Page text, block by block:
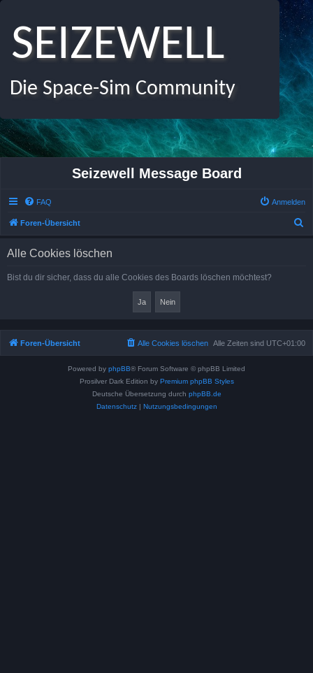
SEIZEWELL
Die Space-Sim Community
Seizewell Message Board
FAQ Anmelden
Foren-Übersicht
Alle Cookies löschen
Bist du dir sicher, dass du alle Cookies des Boards löschen möchtest?
Foren-Übersicht Alle Zeiten sind UTC+01:00
Alle Cookies löschen
Powered by phpBB® Forum Software © phpBB Limited
Prosilver Dark Edition by Premium phpBB Styles
Deutsche Übersetzung durch phpBB.de
Datenschutz| Nutzungsbedingungen